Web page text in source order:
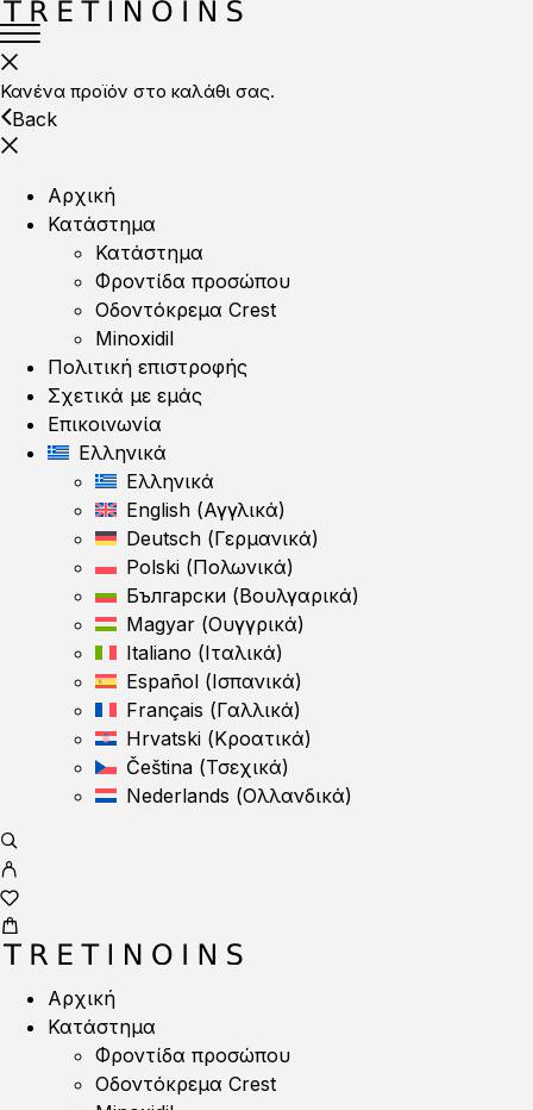
Κανένα προϊόν στο καλάθι σας.
Back
Αρχική
Κατάστημα
Κατάστημα
Φροντίδα προσώπου
Οδοντόκρεμα Crest
Minoxidil
Πολιτική επιστροφής
Σχετικά με εμάς
Επικοινωνία
Ελληνικά
Ελληνικά
English (Αγγλικά)
Deutsch (Γερμανικά)
Polski (Πολωνικά)
Български (Βουλγαρικά)
Magyar (Ουγγρικά)
Italiano (Ιταλικά)
Español (Ισπανικά)
Français (Γαλλικά)
Hrvatski (Κροατικά)
Čeština (Τσεχικά)
Nederlands (Ολλανδικά)
Αρχική
Κατάστημα
Φροντίδα προσώπου
Οδοντόκρεμα Crest